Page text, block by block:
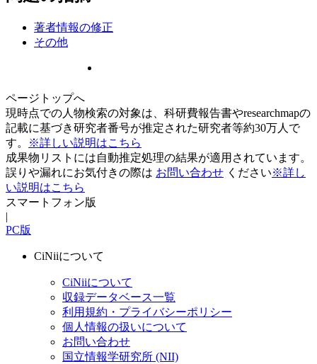
著者情報の修正
その他
ページトップへ
現時点での人物検索の対象は、科研費報告書やresearchmapの
記載に基づき研究者番号が推定された研究者等約30万人で
す。
※詳しい説明はこちら
成果物リストには自動推定処理の結果が適用されています。
誤りや漏れにお気付きの際は お問い合わせ ください※詳し
い説明はこちら
スマートフォン版
|
PC版
CiNiiについて
CiNiiについて
収録データベース一覧
利用規約・プライバシーポリシー
個人情報の扱いについて
お問い合わせ
国立情報学研究所 (NII)